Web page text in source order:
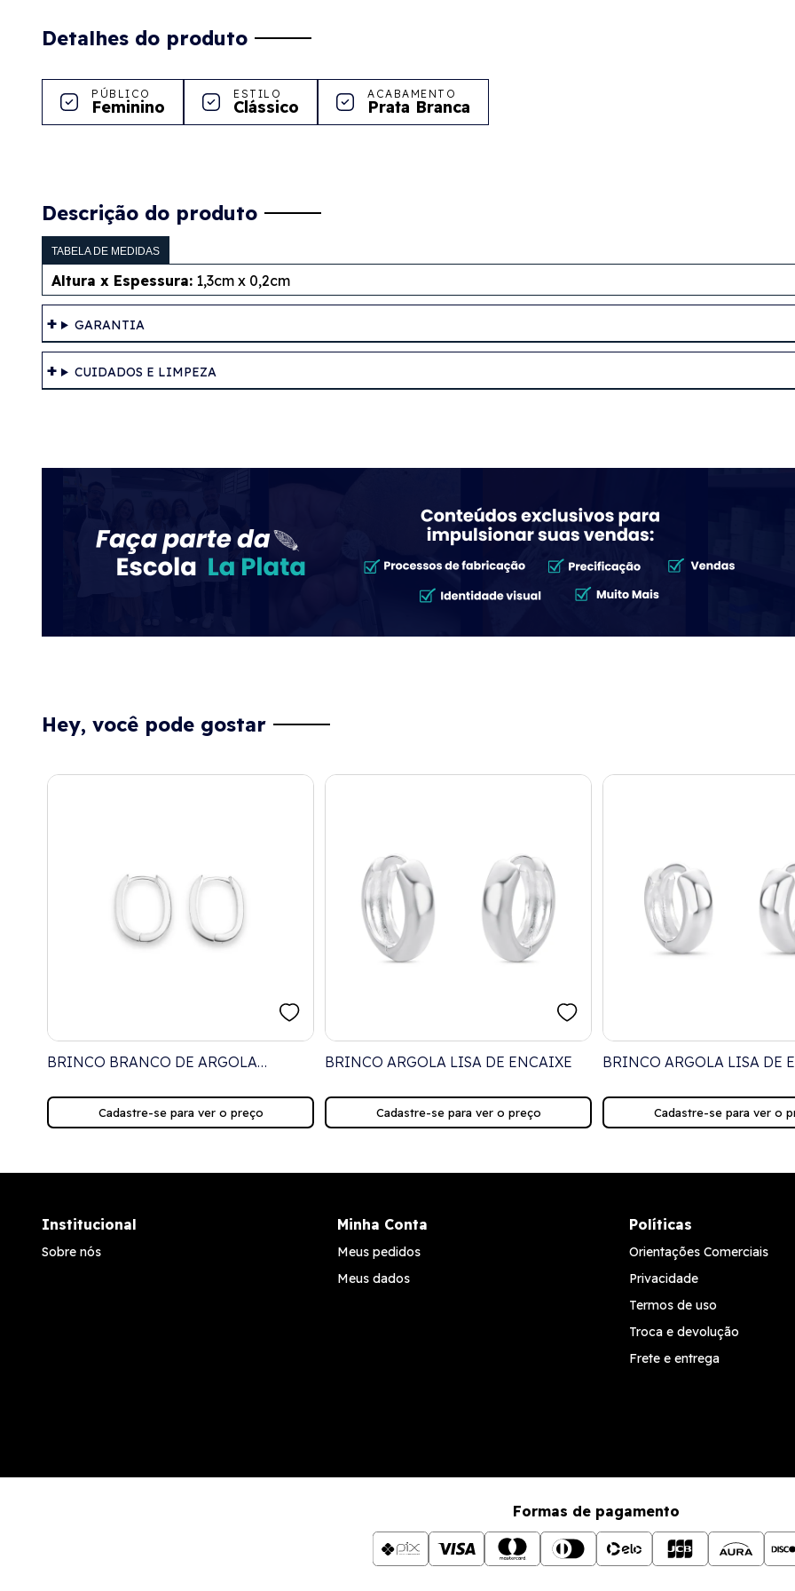
Detalhes do produto
PÚBLICO
Feminino
ESTILO
Clássico
ACABAMENTO
Prata Branca
Descrição do produto
TABELA DE MEDIDAS
Altura x Espessura: 1,3cm x 0,2cm
GARANTIA
CUIDADOS E LIMPEZA
Hey, você pode gostar
BRINCO BRANCO DE ARGOLA
Cadastre-se para ver o preço
BRINCO ARGOLA LISA DE ENCAIXE
Cadastre-se para ver o preço
BRINCO ARGOLA LISA DE
Cadastre-se para ver o
Institucional
Sobre nós
Minha Conta
Meus pedidos
Meus dados
Políticas
Orientações Comerciais
Privacidade
Termos de uso
Troca e devolução
Frete e entrega
Formas de pagamento